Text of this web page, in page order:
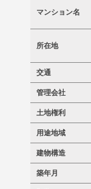
マンション名
所在地
交通
管理会社
土地権利
用途地域
建物構造
築年月